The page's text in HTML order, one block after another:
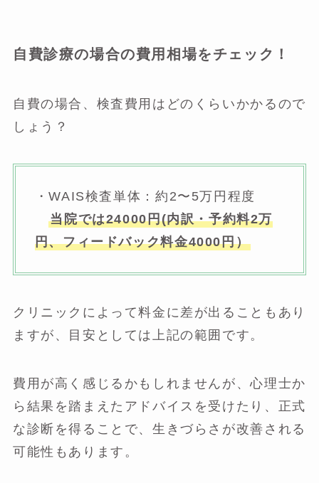
自費診療の場合の費用相場をチェック！
自費の場合、検査費用はどのくらいかかるので
しょう？
・WAIS検査単体：約2〜5万円程度
当院では24000円(内訳・予約料2万
円、フィードバック料金4000円）
クリニックによって料金に差が出ることもあり
ますが、目安としては上記の範囲です。
費用が高く感じるかもしれませんが、心理士か
ら結果を踏まえたアドバイスを受けたり、正式
な診断を得ることで、生きづらさが改善される
可能性もあります。